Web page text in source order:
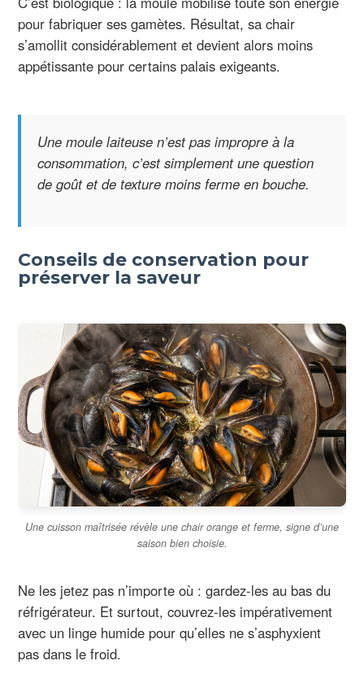
pour fabriquer ses gamètes. Résultat, sa chair
s’amollit considérablement et devient alors moins
appétissante pour certains palais exigeants.
Une moule laiteuse n’est pas impropre à la
consommation, c’est simplement une question
de goût et de texture moins ferme en bouche.
Conseils de conservation pour
préserver la saveur
Une cuisson maîtrisée révèle une chair orange et ferme, signe d’une
saison bien choisie.
Ne les jetez pas n’importe où : gardez-les au bas du
réfrigérateur. Et surtout, couvrez-les impérativement
avec un linge humide pour qu’elles ne s’asphyxient
pas dans le froid.